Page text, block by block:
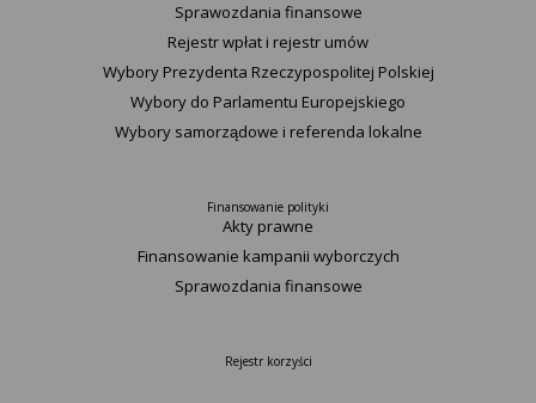
Sprawozdania finansowe
Rejestr wpłat i rejestr umów
Wybory Prezydenta Rzeczypospolitej Polskiej
Wybory do Parlamentu Europejskiego
Wybory samorządowe i referenda lokalne
Finansowanie polityki
Akty prawne
Finansowanie kampanii wyborczych
Sprawozdania finansowe
Rejestr korzyści